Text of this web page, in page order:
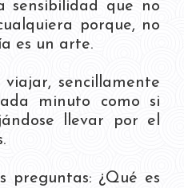
sensibilidad que no
porque, no
es un arte.
sencillamente
minuto como si
llevar por el
preguntas: ¿Qué es